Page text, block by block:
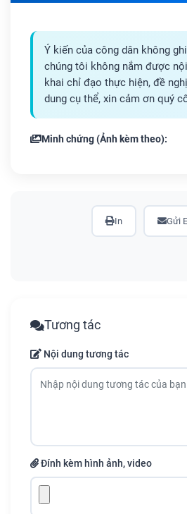
Ý kiến của công dân không
chúng tôi không nắm được
khai chỉ đạo thực hiện, đề
dung cụ thể, xin cảm ơn quý
Minh chứng (Ảnh kèm theo):
In Gửi
Tương tác
Nội dung tương tác
Đính kèm hình ảnh, video